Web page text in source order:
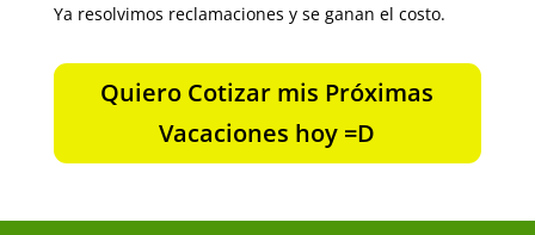
Ya resolvimos reclamaciones y se ganan el costo.
Quiero Cotizar mis Próximas
Vacaciones hoy =D